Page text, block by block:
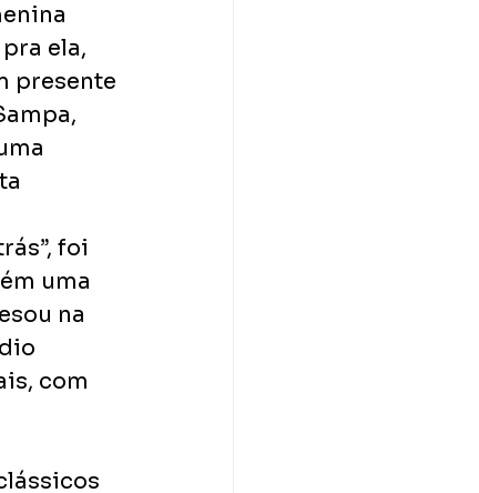
ela,
presente
foi
uma
na
com